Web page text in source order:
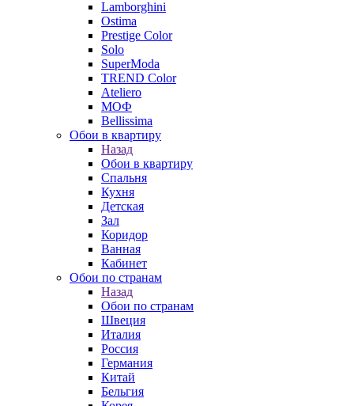
Lamborghini
Ostima
Prestige Color
Solo
SuperModa
TREND Color
Ateliero
МОФ
Bellissima
Обои в квартиру
Назад
Обои в квартиру
Спальня
Кухня
Детская
Зал
Коридор
Ванная
Кабинет
Обои по странам
Назад
Обои по странам
Швеция
Италия
Россия
Германия
Китай
Бельгия